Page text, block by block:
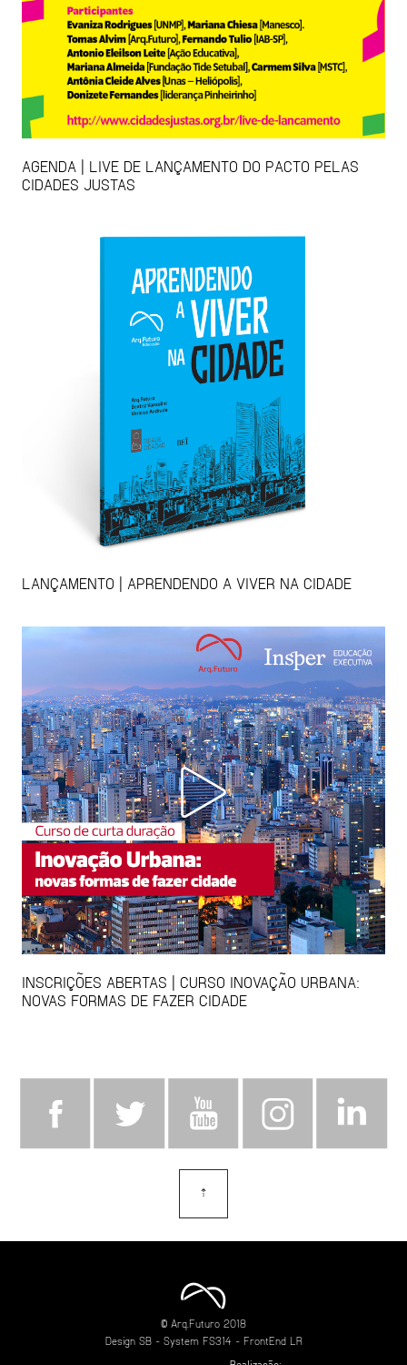
AGENDA | LIVE DE LANÇAMENTO DO PACTO PELAS
CIDADES JUSTAS
LANÇAMENTO | APRENDENDO A VIVER NA CIDADE
INSCRIÇÕES ABERTAS | CURSO INOVAÇÃO URBANA:
NOVAS FORMAS DE FAZER CIDADE
⇡
© Arq.Futuro 2018
Design SB- System FS314 - FrontEnd LR